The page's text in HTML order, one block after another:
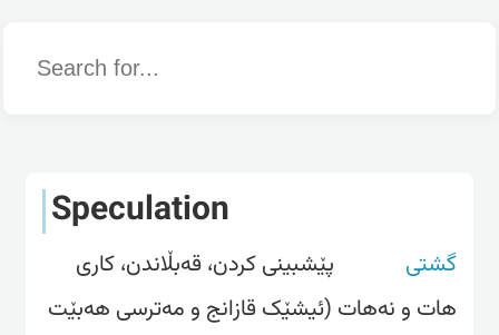
Word
Speculation
گشتی
پێشبینی کردن، قەبڵاندن، کاری
هات و نەهات (ئیشێک قازانج و مەترسی هەبێت